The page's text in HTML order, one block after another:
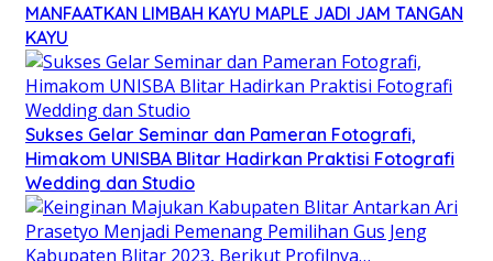
MANFAATKAN LIMBAH KAYU MAPLE JADI JAM TANGAN
KAYU
Sukses Gelar Seminar dan Pameran Fotografi,
Himakom UNISBA Blitar Hadirkan Praktisi Fotografi
Wedding dan Studio